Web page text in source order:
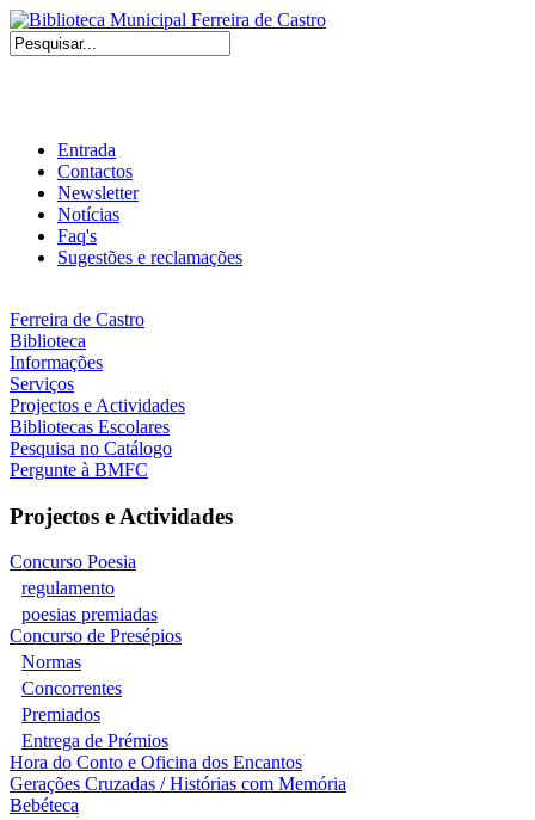
Entrada
Contactos
Newsletter
Notícias
Faq's
Sugestões e reclamações
Ferreira de Castro
Biblioteca
Informações
Serviços
Projectos e Actividades
Bibliotecas Escolares
Pesquisa no Catálogo
Pergunte à BMFC
Projectos e Actividades
Concurso Poesia
regulamento
poesias premiadas
Concurso de Presépios
Normas
Concorrentes
Premiados
Entrega de Prémios
Hora do Conto e Oficina dos Encantos
Gerações Cruzadas / Histórias com Memória
Bebéteca